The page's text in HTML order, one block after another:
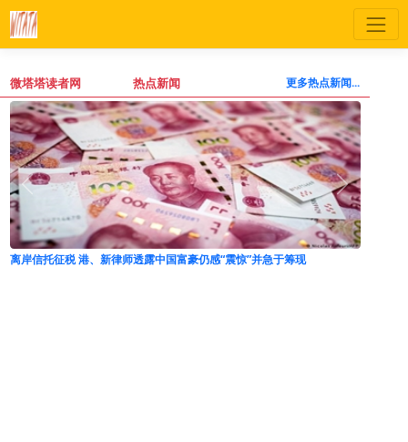
微塔塔读者网 热点新闻 更多热点新闻...
美对由中国主导的芯片和太阳能加征关税